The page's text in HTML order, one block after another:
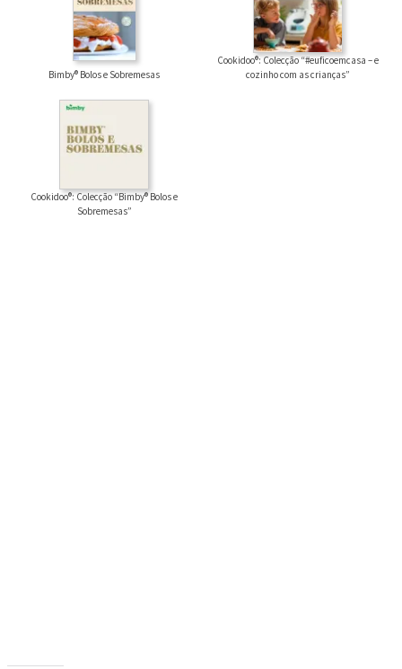
Bimby® Bolos e Sobremesas
Cookidoo®: Colecção “#euficoemcasa – e
cozinho com as crianças”
Cookidoo®: Colecção “Bimby® Bolos e
Sobremesas”